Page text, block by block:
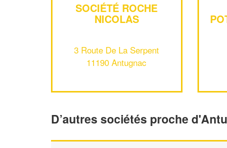
SOCIÉTÉ ROCHE
NICOLAS
3 Route De La Serpent
11190 Antugnac
D’autres sociétés proche